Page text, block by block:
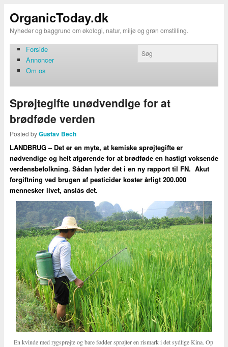
OrganicToday.dk
Nyheder og baggrund om økologi, natur, miljø og grøn omstilling.
Forside
Annoncer
Om os
Sprøjtegifte unødvendige for at
brødføde verden
Posted byGustav Bech
LANDBRUG – Det er en myte, at kemiske sprøjtegifte er
nødvendige og helt afgørende for at brødføde en hastigt voksende
verdensbefolkning. Sådan lyder det i en ny rapport til FN. Akut
forgiftning ved brugen af pesticider koster årligt 200.000
mennesker livet, anslås det.
En kvinde med rygsprøjte og bare fødder sprøjter en rismark i det sydlige Kina. Op